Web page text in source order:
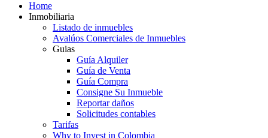
Home
Inmobiliaria
Listado de inmuebles
Avalúos Comerciales de Inmuebles
Guias
Guía Alquiler
Guía de Venta
Guía Compra
Consigne Su Inmueble
Reportar daños
Solicitudes contables
Tarifas
Why to Invest in Colombia